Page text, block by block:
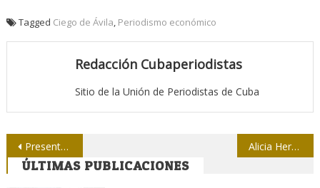
Tagged Ciego de Ávila, Periodismo económico
Redacción Cubaperiodistas
Sitio de la Unión de Periodistas de Cuba
Navegación
de
Presentarán nueva edición de “Martí, el Apóstol” Alicia Herrera, periodista: No olvidar el crimen impune
ÚLTIMAS PUBLICACIONES